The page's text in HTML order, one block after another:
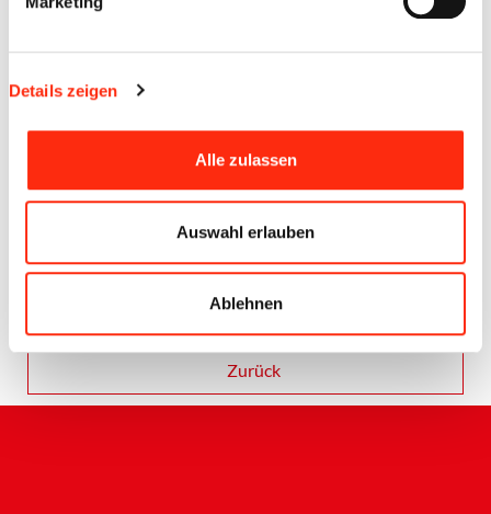
Details zeigen
Alle zulassen
Auswahl erlauben
Ablehnen
Zurück